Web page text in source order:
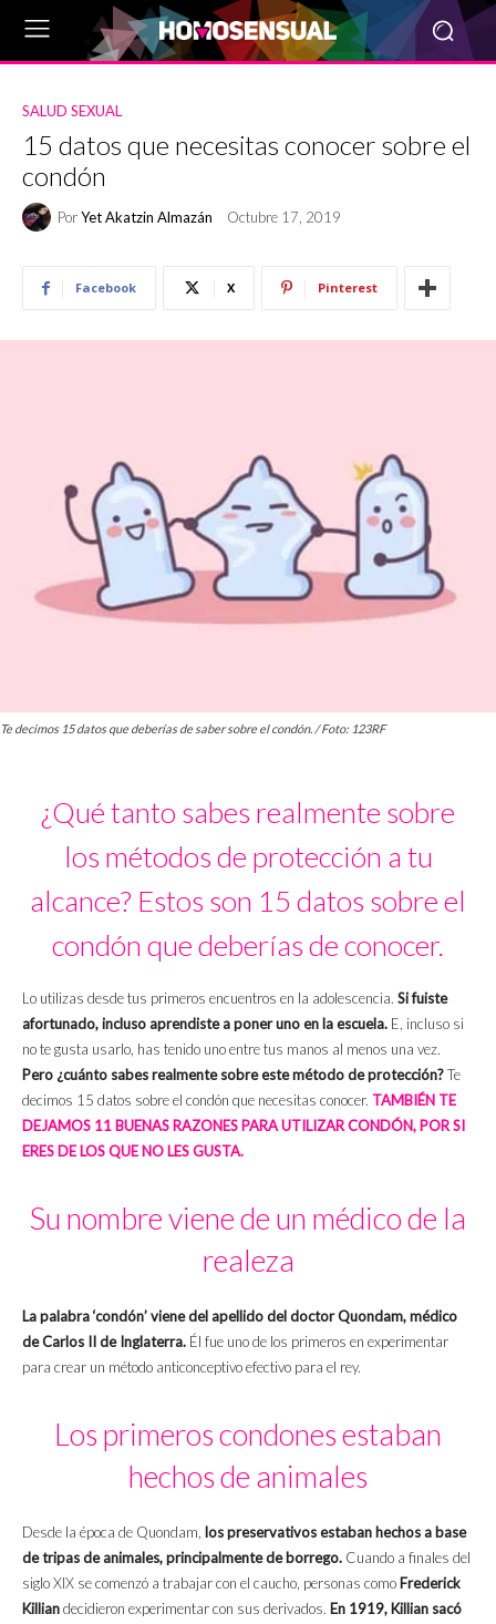
SALUD SEXUAL
15 datos que necesitas conocer sobre el
condón
PorYet Akatzin Almazán Octubre 17, 2019
Facebook X Pinterest
Te decimos 15 datos que deberías de saber sobre el condón. / Foto: 123RF
¿Qué tanto sabes realmente sobre
los métodos de protección a tu
alcance? Estos son 15 datos sobre el
condón que deberías de conocer.
Lo utilizas desde tus primeros encuentros en la adolescencia. Si fuiste
afortunado, incluso aprendiste a poner uno en la escuela. E, incluso si
no te gusta usarlo, has tenido uno entre tus manos al menos una vez.
Pero ¿cuánto sabes realmente sobre este método de protección?Te
decimos 15 datos sobre el condón que necesitas conocer. TAMBIÉN TE
DEJAMOS 11 BUENAS RAZONES PARA UTILIZAR CONDÓN, POR SI
ERES DE LOS QUE NO LES GUSTA.
Su nombre viene de un médico de la
realeza
La palabra ‘condón’ viene del apellido del doctor Quondam, médico
de Carlos II de Inglaterra. Él fue uno de los primeros en experimentar
para crear un método anticonceptivo efectivo para el rey.
Los primeros condones estaban
hechos de animales
Desde la época de Quondam, los preservativos estaban hechos a base
de tripas de animales, principalmente de borrego. Cuando a finales del
siglo XIX se comenzó a trabajar con el caucho, personas como Frederick
Killiandecidieron experimentar con sus derivados. En 1919, Killian sacó